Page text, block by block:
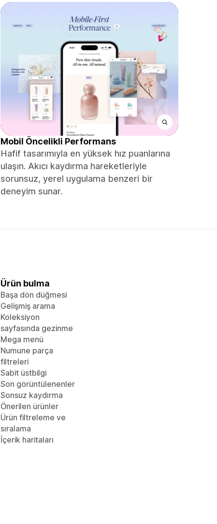
Mobil Öncelikli Performans
Hafif tasarımıyla en yüksek hız puanlarına
ulaşın. Akıcı kaydırma hareketleriyle
sorunsuz, yerel uygulama benzeri bir
deneyim sunar.
Ürün bulma
Başa dön düğmesi
Gelişmiş arama
Koleksiyon
sayfasında gezinme
Mega menü
Numune parça
filtreleri
Sabit üstbilgi
Son görüntülenenler
Sonsuz kaydırma
Önerilen ürünler
Ürün filtreleme ve
sıralama
İçerik haritaları